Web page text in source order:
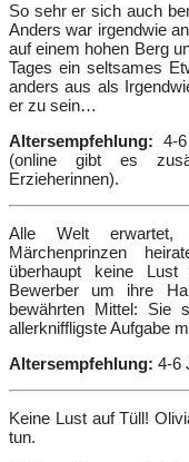
So sehr er sich auch
Anders war irgendwie
auf einem hohen Berg
Tages ein seltsames
anders aus als
er zu sein…
Altersempfehlung:4-
(online gibt es
Erzieherinnen).
Alle Welt erwartet,
Märchenprinzen
überhaupt keine
Bewerber um ihre
bewährten Mittel: Sie
allerkniffligste Aufgabe
Altersempfehlung: 4-6
Keine Lust auf Tüll!
tun.